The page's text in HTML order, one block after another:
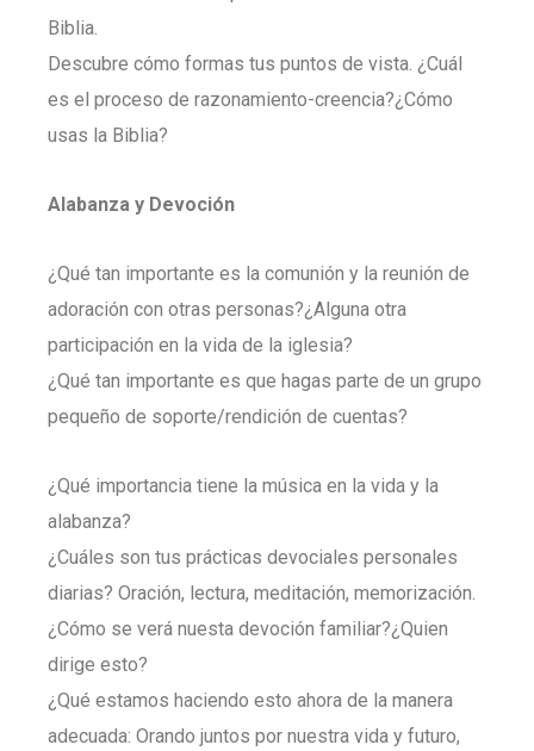
Biblia.
Descubre cómo formas tus puntos de vista. ¿Cuál
es el proceso de razonamiento-creencia?¿Cómo
usas la Biblia?
Alabanza y Devoción
¿Qué tan importante es la comunión y la reunión de
adoración con otras personas?¿Alguna otra
participación en la vida de la iglesia?
¿Qué tan importante es que hagas parte de un grupo
pequeño de soporte/rendición de cuentas?
¿Qué importancia tiene la música en la vida y la
alabanza?
¿Cuáles son tus prácticas devociales personales
diarias? Oración, lectura, meditación, memorización.
¿Cómo se verá nuesta devoción familiar?¿Quien
dirige esto?
¿Qué estamos haciendo esto ahora de la manera
adecuada: Orando juntos por nuestra vida y futuro,